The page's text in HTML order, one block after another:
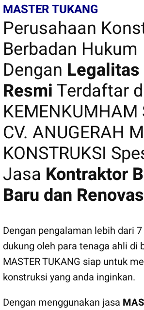
MASTER TUKANG
Perusahaan
Berbadan Hukum
Dengan Legalitas
ResmiTerdaftar
CV. ANUGERAH
KONSTRUKSI
Jasa Kontraktor
Baru dan
Dengan pengalaman lebih dari
dukung oleh para tenaga ahli di
MASTER TUKANG siap untuk
konstruksi yang anda inginkan.
Dengan menggunakan jasa